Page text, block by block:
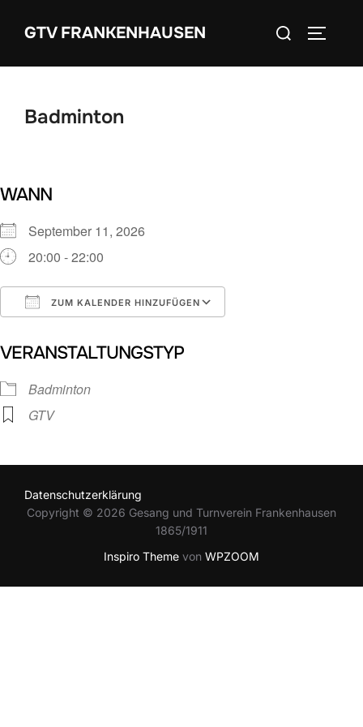
InhaltGTV FRANKENHAUSEN
Suchen
Badminton
WANN
September 11, 2026
20:00 - 22:00
ZUM KALENDER HINZUFÜGEN
VERANSTALTUNGSTYP
Badminton
GTV
Datenschutzerklärung
Copyright © 2026 Gesang und Turnverein Frankenhausen
1865/1911
Inspiro Theme von WPZOOM